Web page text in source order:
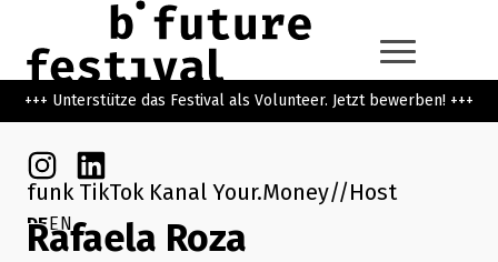
Zum Hauptinhalt der Seite springen
Zur Startseite navigieren
Instagram
Linkedin
DEEN
+++ Unterstütze das Festival als Volunteer. Jetzt bewerben! +++
funk TikTok Kanal Your.Money Host
Rafaela Roza